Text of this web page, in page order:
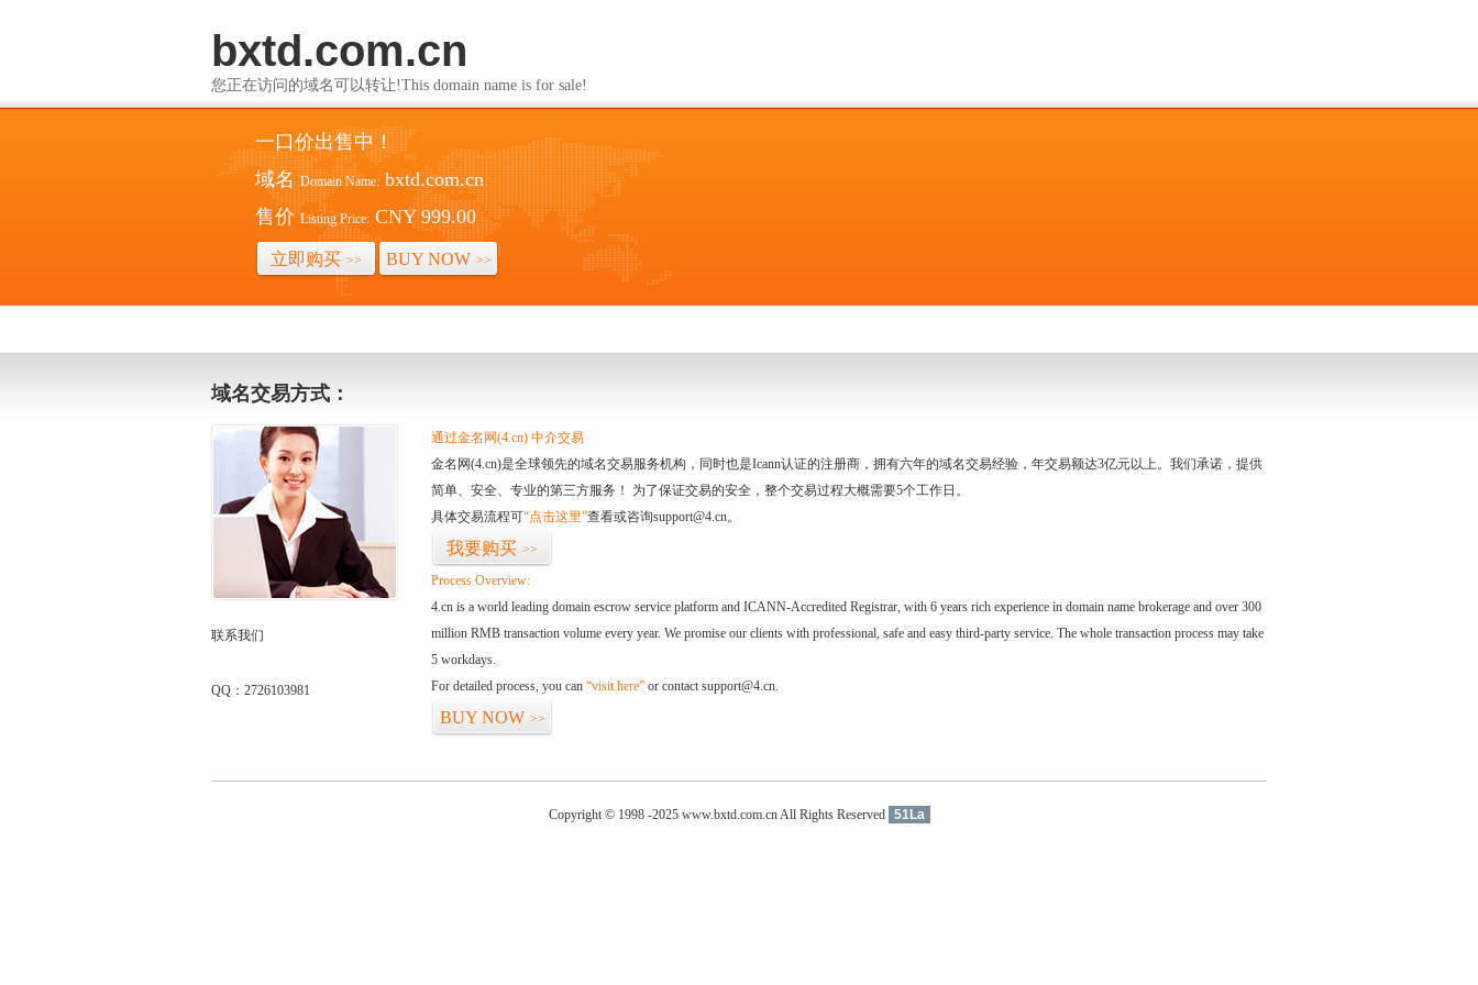
bxtd.com.cn
您正在访问的域名可以转让!This domain name is for sale!
一口价出售中！
域名 Domain Name: bxtd.com.cn
售价 Listing Price: CNY 999.00
立即购买 >> BUY NOW >>
域名交易方式：
联系我们
QQ：2726103981
通过金名网(4.cn) 中介交易
金名网(4.cn)是全球领先的域名交易服务机构，同时也是Icann认证的注册商，拥有六年的域名交易经验，年交易额达3亿元以上。我们承诺，提供
简单、安全、专业的第三方服务！ 为了保证交易的安全，整个交易过程大概需要5个工作日。
具体交易流程可“点击这里”查看或咨询support@4.cn。
我要购买 >>
Process Overview:
4.cn is a world leading domain escrow service platform and ICANN-Accredited Registrar, with 6 years rich experience in domain name brokerage and over 300
million RMB transaction volume every year. We promise our clients with professional, safe and easy third-party service. The whole transaction process may take
5 workdays.
For detailed process, you can “visit here” or contact support@4.cn.
BUY NOW >>
Copyright © 1998 -2025 www.bxtd.com.cn All Rights Reserved 51La